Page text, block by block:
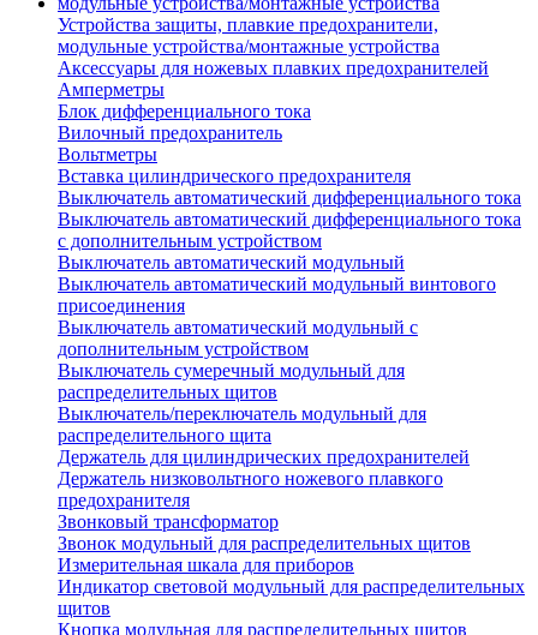
Устройства защиты, плавкие предохранители,
модульные устройства/монтажные устройства
Аксессуары для ножевых плавких предохранителей
Амперметры
Блок дифференциального тока
Вилочный предохранитель
Вольтметры
Вставка цилиндрического предохранителя
Выключатель автоматический дифференциального тока
Выключатель автоматический дифференциального тока
с дополнительным устройством
Выключатель автоматический модульный
Выключатель автоматический модульный винтового
присоединения
Выключатель автоматический модульный с
дополнительным устройством
Выключатель сумеречный модульный для
распределительных щитов
Выключатель/переключатель модульный для
распределительного щита
Держатель для цилиндрических предохранителей
Держатель низковольтного ножевого плавкого
предохранителя
Звонковый трансформатор
Звонок модульный для распределительных щитов
Измерительная шкала для приборов
Индикатор световой модульный для распределительных
щитов
Кнопка модульная для распределительных щитов